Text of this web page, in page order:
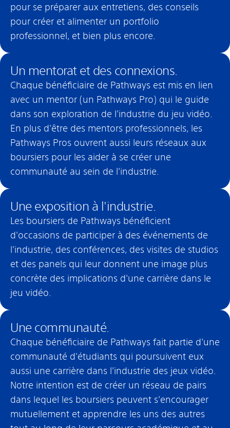
pour se préparer aux entretiens, des conseils
pour créer et alimenter un portfolio
professionnel, et bien plus encore.
Un mentorat et des connexions.
Chaque bénéficiaire de Pathways est mis en lien
avec un mentor (un Pathways Pro) qui le guide
dans son exploration de l'industrie du jeu vidéo.
En plus d'être des mentors professionnels, les
Pathways Pros ouvrent aussi leurs réseaux aux
boursiers pour les aider à se créer une
communauté au sein de l'industrie.
Une exposition à l'industrie.
Les boursiers de Pathways bénéficient
d'occasions de participer à des événements de
l'industrie, des conférences, des visites de studios
et des panels qui leur donnent une image plus
concrète des implications d'une carrière dans le
jeu vidéo.
Une communauté.
Chaque bénéficiaire de Pathways fait partie d'une
communauté d'étudiants qui poursuivent eux
aussi une carrière dans l'industrie des jeux vidéo.
Notre intention est de créer un réseau de pairs
dans lequel les boursiers peuvent s'encourager
mutuellement et apprendre les uns des autres